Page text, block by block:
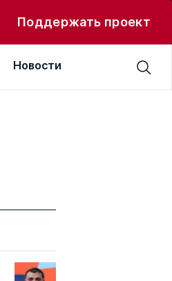
Поддержать проект
Новости